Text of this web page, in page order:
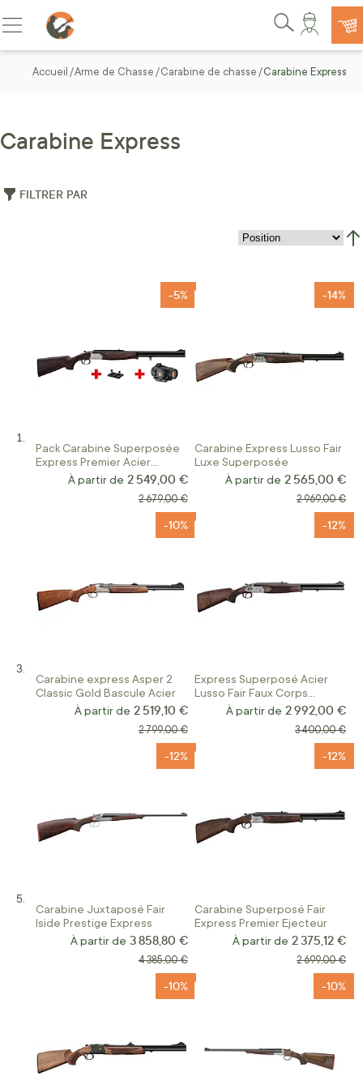
Allez au contenu
Basculer la navigation
Rechercher
Accueil Arme de Chasse Carabine de chasse Carabine Express
Carabine Express
FILTRER PAR
Pack Carabine Superposée
Express Premier Acier
Renato Baldi Crosse FX
-5%
À partir de 2 549,00 €
Prix normal
2 679,00 €
Carabine Express Lusso Fair
Luxe Superposée
-14%
À partir de 2 565,00 €
Prix normal
2 969,00 €
Carabine express Asper 2
Classic Gold Bascule Acier
-10%
À partir de 2 519,10 €
Prix normal
2 799,00 €
Express Superposé Acier
Lusso Fair Faux Corps
Ejecteurs
-12%
À partir de 2 992,00 €
Prix normal
3 400,00 €
Carabine Juxtaposé Fair
Iside Prestige Express
-12%
À partir de 3 858,80 €
Prix normal
4 385,00 €
Carabine Superposé Fair
Express Premier Ejecteur
-12%
À partir de 2 375,12 €
Prix normal
2 699,00 €
-10% -10%